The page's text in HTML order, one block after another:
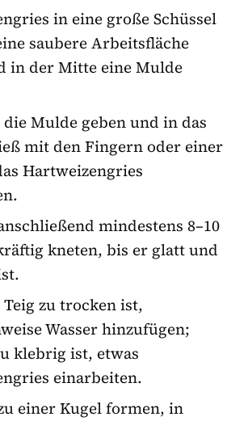
in eine große Schüssel
saubere Arbeitsfläche
in der Mitte eine Mulde
die Mulde geben und in das
mit den Fingern oder einer
Hartweizengries
mindestens 8–10
kneten, bis er glatt und
zu trocken ist,
Wasser hinzufügen;
klebrig ist, etwas
einarbeiten.
einer Kugel formen, in